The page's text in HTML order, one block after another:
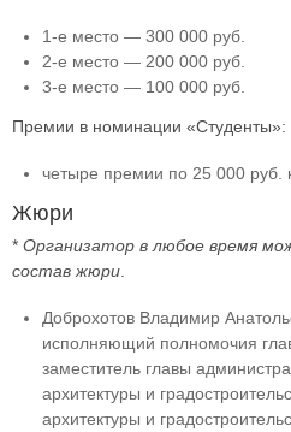
1-е место — 300 000 руб.
2-е место — 200 000 руб.
3-е место — 100 000 руб.
Премии в номинации «Студенты»:
четыре премии по 25 000 руб.
Жюри
* Организатор в любое время
состав жюри
Доброхотов Владимир
исполняющий полномочия
заместитель главы
архитектуры и
архитектуры и